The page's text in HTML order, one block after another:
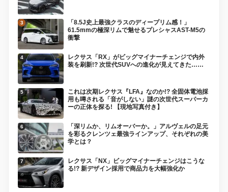
「8.5J史上最強クラスのディープリム感！」
61.5mmの極深リムで魅せるプレシャスAST-M5の
衝撃
レクサス「RX」がビッグマイナーチェンジで内外
装を刷新!? 次世代SUVへの進化が見えてきた……
これは次期レクサス『LFA』なのか!? 全固体電池採
用も噂される「音がしない」謎の次世代スーパーカ
ーの正体を探る! 【現地写真付き】
「深リムか、リムオーバーか。」アルヴェルの足元
を彩るクレンツェ最強ラインアップ、それぞれの美
学とは？
レクサス「NX」ビッグマイナーチェンジはこうな
る!? 新デザイン採用で商品力を大幅強化か